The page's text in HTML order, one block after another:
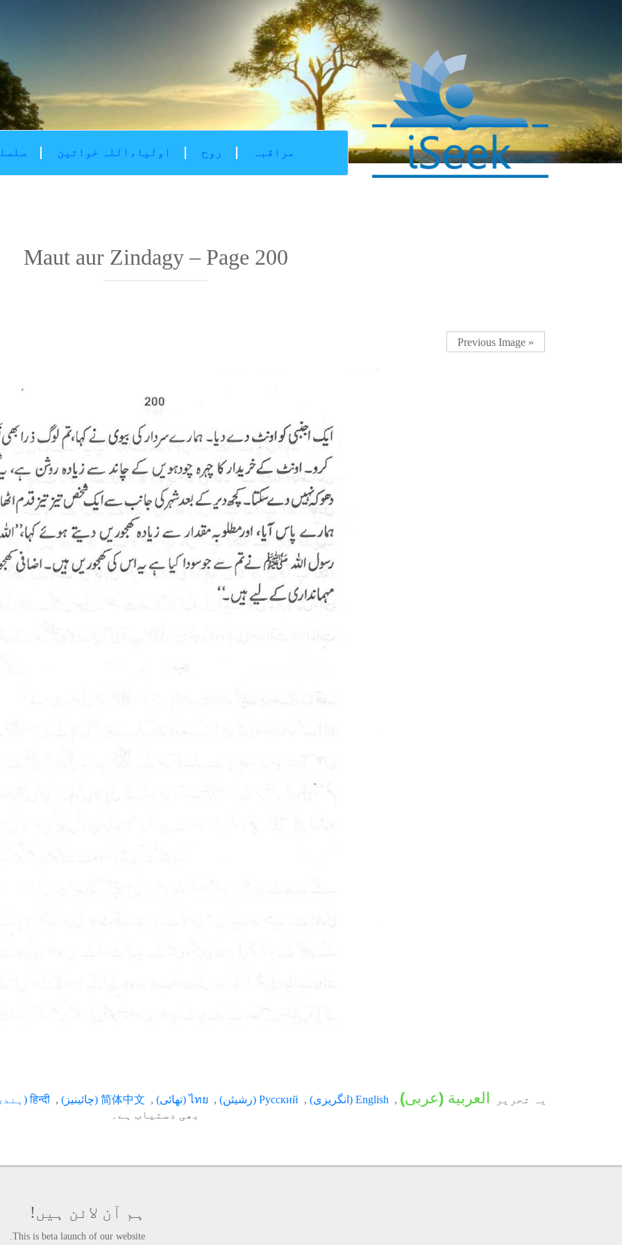
اولیاءاللہ خواتین روح مراقبہ
Maut aur Zindagy – Page 200
« Previous Image
یہ تحریر العربية (عربی)
English
( انگریزی)
Русский
(رشیئن)
ไทย
(تھائی)
简体中文
(چائینیز )
हिन्दी
(
بھی دستیاب ہے۔
ہم آن لائن ہیں!
This is beta launch of our website.